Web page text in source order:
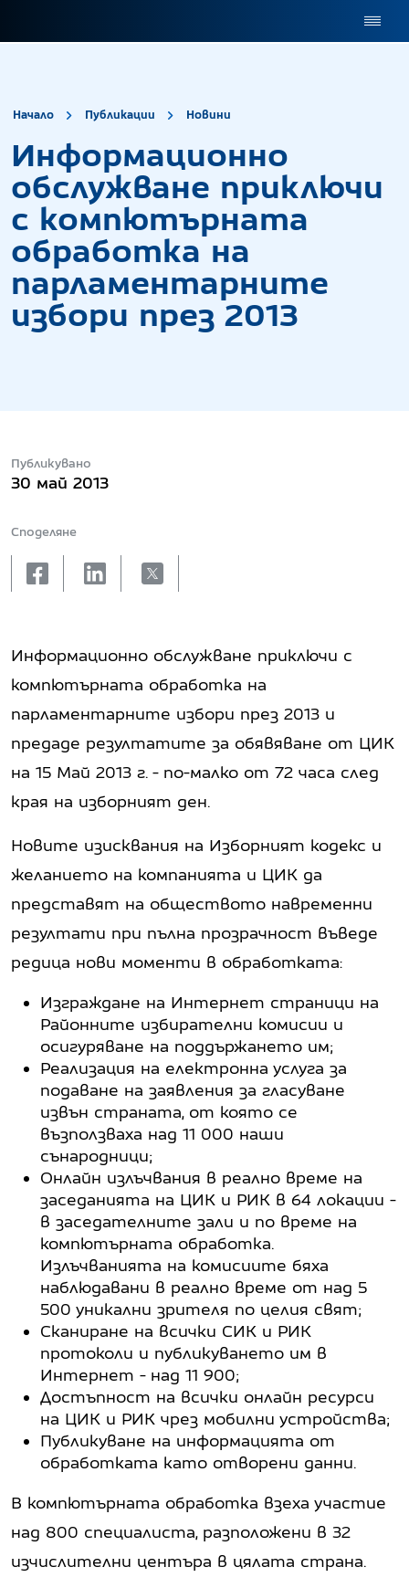
Начало Публикации Новини
Информационно
обслужване приключи
с компютърната
обработка на
парламентарните
избори през 2013
Публикувано
30 май 2013
Споделяне
facebooklinkedinX
Информационно обслужване приключи с
компютърната обработка на
парламентарните избори през 2013 и
предаде резултатите за обявяване от ЦИК
на 15 Май 2013 г. - по-малко от 72 часа след
края на изборният ден.
Новите изисквания на Изборният кодекс и
желанието на компанията и ЦИК да
представят на обществото навременни
резултати при пълна прозрачност въведе
редица нови моменти в обработката:
Изграждане на Интернет страници на
Районните избирателни комисии и
осигуряване на поддържането им;
Реализация на електронна услуга за
подаване на заявления за гласуване
извън страната, от която се
възползваха над 11 000 наши
сънародници;
Онлайн излъчвания в реално време на
заседанията на ЦИК и РИК в 64 локации -
в заседателните зали и по време на
компютърната обработка.
Излъчванията на комисиите бяха
наблюдавани в реално време от над 5
500 уникални зрителя по целия свят;
Сканиране на всички СИК и РИК
протоколи и публикуването им в
Интернет - над 11 900;
Достъпност на всички онлайн ресурси
на ЦИК и РИК чрез мобилни устройства;
Публикуване на информацията от
обработката като отворени данни.
В компютърната обработка взеха участие
над 800 специалиста, разположени в 32
изчислителни центъра в цялата страна.